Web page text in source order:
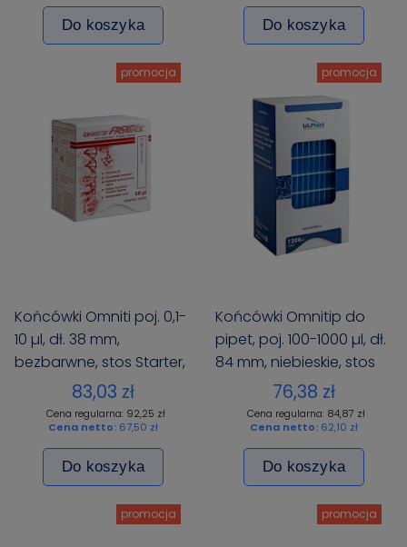
Do koszyka Do koszyka
Końcówki Omniti poj. 0,1-
10 µl, dł. 38 mm,
bezbarwne, stos Starter,
op.576 szt. (6x96 szt.)
83,03 zł
Cena regularna: 92,25 zł
Cena netto: 67,50 zł
Do koszyka
promocja
Końcówki Omnitip do
pipet, poj. 100-1000 µl, dł.
84 mm, niebieskie, stos
Reload, 576 szt. (6x96)
76,38 zł
Cena regularna: 84,87 zł
Cena netto: 62,10 zł
Do koszyka
promocja
promocja promocja